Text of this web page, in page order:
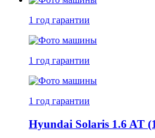
1 год гарантии
1 год гарантии
1 год гарантии
Hyundai Solaris 1.6 AT